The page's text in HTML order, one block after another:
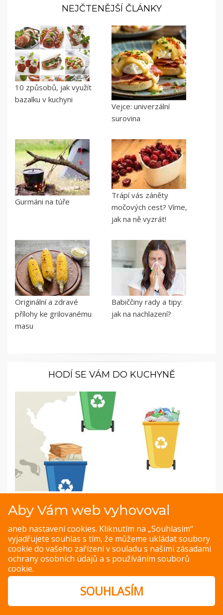
NEJČTENĚJŠÍ ČLÁNKY
10 způsobů, jak využít
bazalku v kuchyni
Vejce: univerzální
surovina
Gurmáni na túře
Trápí vás záněty
močových cest? Víme,
jak na ně vyzrát!
Originální a zdravé
přílohy ke grilovanému
masu
Babiččiny rady a tipy:
jak na nachlazení?
HODÍ SE VÁM DO KUCHYNĚ
Infografika: Jak Češi třídili odpad v roce 2021?
kolik z nás pravidelně třídí své odpady? Kolik kilogramů
odpadu průměrně vytřídil každý obyvatel České republiky
a další zajímavosti prozradí v infografice Jakvkuchyni.cz
ZOBRAZIT
Aby Vám web vyhovoval
aneb nastavení cookies. Kliknutím na „Souhlasím“
vyjadřujete souhlas s tím, že můžeme ukládat soubory
cookie do vašeho zařízení v souladu s našimi zásadami
ochrany osobních údajů a s používáním souborů
cookie.
SOUHLASÍM